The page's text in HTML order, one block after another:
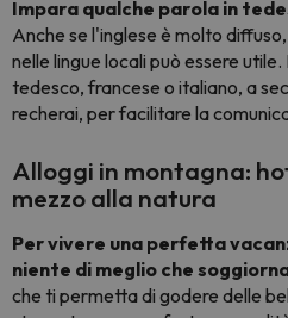
Impara qualche parola in
Anche se l'inglese è molto
nelle lingue locali può essere
tedesco, francese o italiano, a
recherai, per facilitare la
Alloggi in montagna:
mezzo alla natura
Per vivere una perfetta
niente di meglio che
che ti permetta di godere delle